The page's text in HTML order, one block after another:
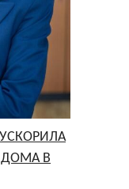
ДОМА В